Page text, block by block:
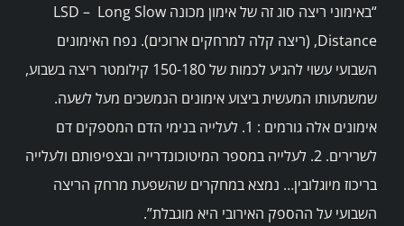
“באימוני ריצה סוג זה של אימון מכונה LSD – Long Slow
Distance, (ריצה קלה למרחקים ארוכים). נפח האימונים
השבועי עשוי להגיע לכמות של 150-180 קילומטר ריצה בשבוע,
שמשמעותו המעשית ביצוע אימונים הנמשכים מעל לשעה.
אימונים אלה גורמים : 1. לעלייה בנימי הדם המספקים דם
לשרירים. 2. לעלייה במספר המיטוכונדרייה ובצפיפותם ולעלייה
בריכוז מיוגלובין… נמצא במחקרים שהשפעת מרחק הריצה
השבועי על ההספק האירובי היא מוגבלת”.